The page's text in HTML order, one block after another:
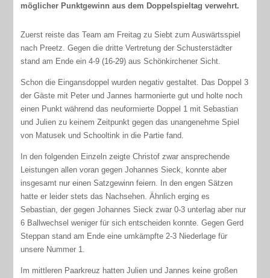
möglicher Punktgewinn aus dem Doppelspieltag verwehrt.
Zuerst reiste das Team am Freitag zu Siebt zum Auswärtsspiel
nach Preetz. Gegen die dritte Vertretung der Schusterstädter
stand am Ende ein 4-9 (16-29) aus Schönkirchener Sicht.
Schon die Eingansdoppel wurden negativ gestaltet. Das Doppel 3
der Gäste mit Peter und Jannes harmonierte gut und holte noch
einen Punkt während das neuformierte Doppel 1 mit Sebastian
und Julien zu keinem Zeitpunkt gegen das unangenehme Spiel
von Matusek und Schooltink in die Partie fand.
In den folgenden Einzeln zeigte Christof zwar ansprechende
Leistungen allen voran gegen Johannes Sieck, konnte aber
insgesamt nur einen Satzgewinn feiern. In den engen Sätzen
hatte er leider stets das Nachsehen. Ähnlich erging es
Sebastian, der gegen Johannes Sieck zwar 0-3 unterlag aber nur
6 Ballwechsel weniger für sich entscheiden konnte. Gegen Gerd
Steppan stand am Ende eine umkämpfte 2-3 Niederlage für
unsere Nummer 1.
Im mittleren Paarkreuz hatten Julien und Jannes keine großen